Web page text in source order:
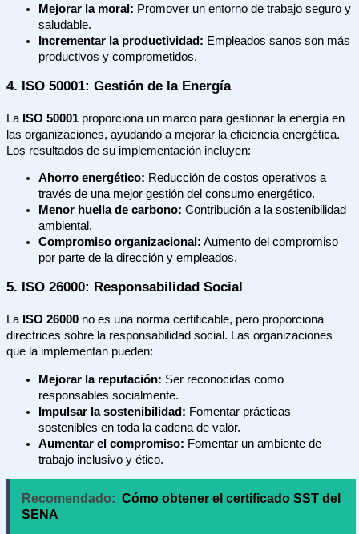
Mejorar la moral: Promover un entorno de trabajo seguro y
saludable.
Incrementar la productividad: Empleados sanos son más
productivos y comprometidos.
4. ISO 50001: Gestión de la Energía
La ISO 50001 proporciona un marco para gestionar la energía en
las organizaciones, ayudando a mejorar la eficiencia energética.
Los resultados de su implementación incluyen:
Ahorro energético: Reducción de costos operativos a
través de una mejor gestión del consumo energético.
Menor huella de carbono: Contribución a la sostenibilidad
ambiental.
Compromiso organizacional: Aumento del compromiso
por parte de la dirección y empleados.
5. ISO 26000: Responsabilidad Social
La ISO 26000 no es una norma certificable, pero proporciona
directrices sobre la responsabilidad social. Las organizaciones
que la implementan pueden:
Mejorar la reputación: Ser reconocidas como
responsables socialmente.
Impulsar la sostenibilidad: Fomentar prácticas
sostenibles en toda la cadena de valor.
Aumentar el compromiso: Fomentar un ambiente de
trabajo inclusivo y ético.
Recomendado: Cómo obtener el certificado SST del
SENA